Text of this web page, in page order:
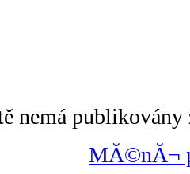
nemá publikovány
MĂ©nĂ¬